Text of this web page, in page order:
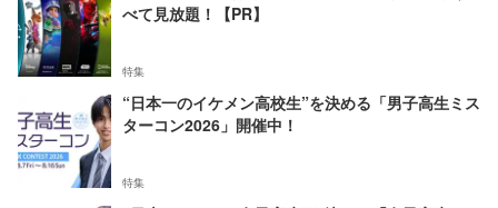
べて見放題！【PR】
特集
“日本一のイケメン高校生”を決める「男子高生ミス
ターコン2026」開催中！
特集